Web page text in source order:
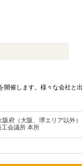
催します。様々な会社と
阪府（大阪、堺エリア以外）
会議所 本所